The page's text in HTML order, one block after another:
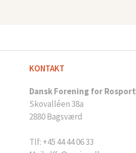
KONTAKT
Dansk Forening for Rosport
Skovalléen 38a
2880 Bagsværd
Tlf: +45 44 44 06 33